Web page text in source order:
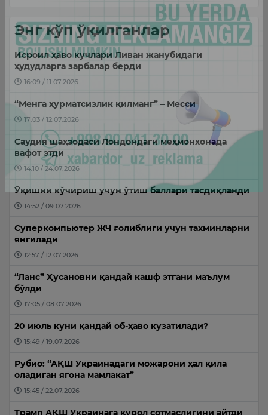
Энг кўп ўқилганлар
Исроил ҳаво кучлари Ливан жанубидаги
ҳудудларга зарбалар берди
16:09 / 11.07.2026
“Менга ҳурматсизлик қилманг” – Месси
17:03 / 12.07.2026
Саудия шаҳзодаси Лондондаги меҳмонхонада
вафот этди
14:10 / 24.07.2026
Ўқишни кўчириш учун ўтиш баллари тасдиқланди
14:52 / 09.07.2026
Суперкомпьютер ЖЧ ғолиблиги учун тахминларни
янгилади
12:57 / 12.07.2026
“Ланс” Ҳусановни қандай кашф этгани маълум
бўлди
17:05 / 08.07.2026
20 июль куни қандай об-ҳаво кузатилади?
15:49 / 19.07.2026
Рубио: “АҚШ Украинадаги можарони ҳал қила
оладиган ягона мамлакат”
15:45 / 22.07.2026